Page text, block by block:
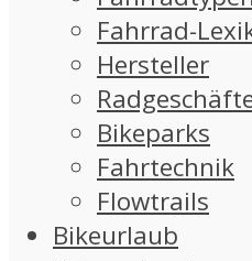
Fahrrad-
Hersteller
Bikeparks
Fahrtechnik
Flowtrails
Bikeurlaub